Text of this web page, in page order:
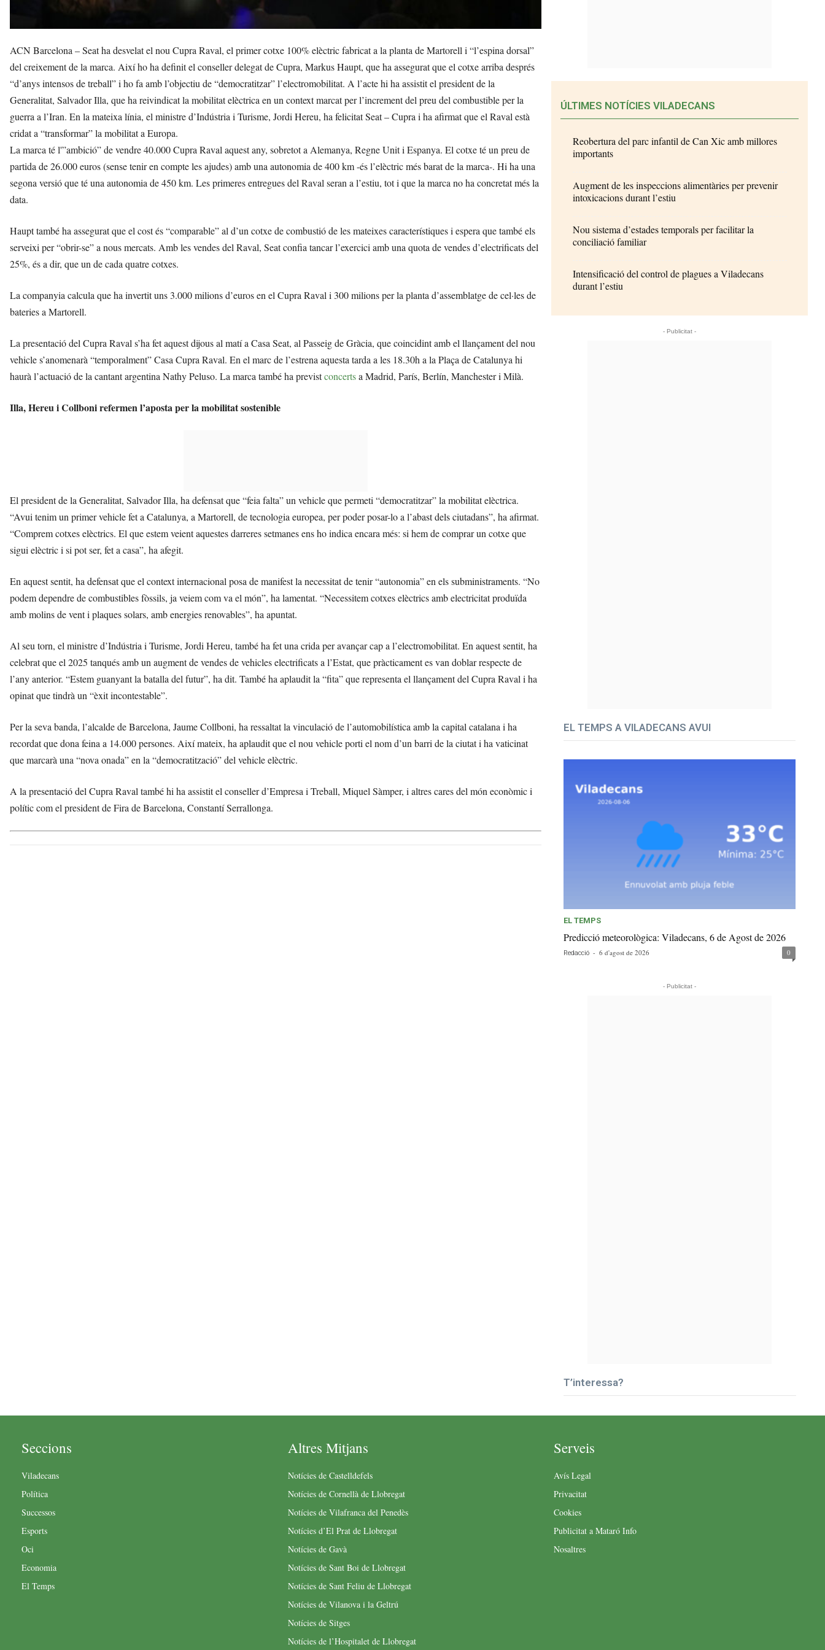
ACN Barcelona – Seat ha desvelat el nou Cupra Raval, el primer cotxe 100% elèctric fabricat a la planta de Martorell i “l’espina dorsal”
del creixement de la marca. Així ho ha definit el conseller delegat de Cupra, Markus Haupt, que ha assegurat que el cotxe arriba després
“d’anys intensos de treball” i ho fa amb l’objectiu de “democratitzar” l’electromobilitat. A l’acte hi ha assistit el president de la
Generalitat, Salvador Illa, que ha reivindicat la mobilitat elèctrica en un context marcat per l’increment del preu del combustible per la
guerra a l’Iran. En la mateixa línia, el ministre d’Indústria i Turisme, Jordi Hereu, ha felicitat Seat – Cupra i ha afirmat que el Raval està
cridat a “transformar” la mobilitat a Europa.
La marca té l'”ambició” de vendre 40.000 Cupra Raval aquest any, sobretot a Alemanya, Regne Unit i Espanya. El cotxe té un preu de
partida de 26.000 euros (sense tenir en compte les ajudes) amb una autonomia de 400 km -és l’elèctric més barat de la marca-. Hi ha una
segona versió que té una autonomia de 450 km. Les primeres entregues del Raval seran a l’estiu, tot i que la marca no ha concretat més la
data.
Haupt també ha assegurat que el cost és “comparable” al d’un cotxe de combustió de les mateixes característiques i espera que també els
serveixi per “obrir-se” a nous mercats. Amb les vendes del Raval, Seat confia tancar l’exercici amb una quota de vendes d’electrificats del
25%, és a dir, que un de cada quatre cotxes.
La companyia calcula que ha invertit uns 3.000 milions d’euros en el Cupra Raval i 300 milions per la planta d’assemblatge de cel·les de
bateries a Martorell.
La presentació del Cupra Raval s’ha fet aquest dijous al matí a Casa Seat, al Passeig de Gràcia, que coincidint amb el llançament del nou
vehicle s’anomenarà “temporalment” Casa Cupra Raval. En el marc de l’estrena aquesta tarda a les 18.30h a la Plaça de Catalunya hi
haurà l’actuació de la cantant argentina Nathy Peluso. La marca també ha previstconcertsa Madrid, París, Berlín, Manchester i Milà.
Illa, Hereu i Collboni refermen l’aposta per la mobilitat sostenible
El president de la Generalitat, Salvador Illa, ha defensat que “feia falta” un vehicle que permeti “democratitzar” la mobilitat elèctrica.
“Avui tenim un primer vehicle fet a Catalunya, a Martorell, de tecnologia europea, per poder posar-lo a l’abast dels ciutadans”, ha afirmat.
“Comprem cotxes elèctrics. El que estem veient aquestes darreres setmanes ens ho indica encara més: si hem de comprar un cotxe que
sigui elèctric i si pot ser, fet a casa”, ha afegit.
En aquest sentit, ha defensat que el context internacional posa de manifest la necessitat de tenir “autonomia” en els subministraments. “No
podem dependre de combustibles fòssils, ja veiem com va el món”, ha lamentat. “Necessitem cotxes elèctrics amb electricitat produïda
amb molins de vent i plaques solars, amb energies renovables”, ha apuntat.
Al seu torn, el ministre d’Indústria i Turisme, Jordi Hereu, també ha fet una crida per avançar cap a l’electromobilitat. En aquest sentit, ha
celebrat que el 2025 tanqués amb un augment de vendes de vehicles electrificats a l’Estat, que pràcticament es van doblar respecte de
l’any anterior. “Estem guanyant la batalla del futur”, ha dit. També ha aplaudit la “fita” que representa el llançament del Cupra Raval i ha
opinat que tindrà un “èxit incontestable”.
Per la seva banda, l’alcalde de Barcelona, Jaume Collboni, ha ressaltat la vinculació de l’automobilística amb la capital catalana i ha
recordat que dona feina a 14.000 persones. Així mateix, ha aplaudit que el nou vehicle porti el nom d’un barri de la ciutat i ha vaticinat
que marcarà una “nova onada” en la “democratització” del vehicle elèctric.
A la presentació del Cupra Raval també hi ha assistit el conseller d’Empresa i Treball, Miquel Sàmper, i altres cares del món econòmic i
polític com el president de Fira de Barcelona, Constantí Serrallonga.
ÚLTIMES NOTÍCIES VILADECANS
Reobertura del parc infantil de Can Xic amb millores
importants
Augment de les inspeccions alimentàries per prevenir
intoxicacions durant l’estiu
Nou sistema d’estades temporals per facilitar la
conciliació familiar
Intensificació del control de plagues a Viladecans
durant l’estiu
- Publicitat -
EL TEMPS A VILADECANS AVUI
EL TEMPS
Predicció meteorològica: Viladecans, 6 de Agost de 2026
Redacció - 6 d'agost de 2026 0
- Publicitat -
T’interessa?
Seccions
Viladecans
Política
Successos
Esports
Oci
Economia
El Temps
Altres Mitjans
Notícies de Castelldefels
Notícies de Cornellà de Llobregat
Notícies de Vilafranca del Penedès
Notícies d’El Prat de Llobregat
Notícies de Gavà
Notícies de Sant Boi de Llobregat
Notícies de Sant Feliu de Llobregat
Notícies de Vilanova i la Geltrú
Notícies de Sitges
Notícies de l’Hospitalet de Llobregat
Serveis
Avís Legal
Privacitat
Cookies
Publicitat a Mataró Info
Nosaltres